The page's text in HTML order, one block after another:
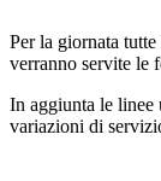
Per la giornata
verranno servite le
In aggiunta le linee
variazioni di